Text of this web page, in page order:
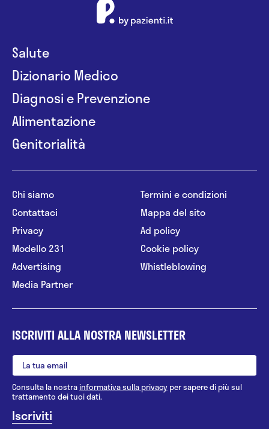
Salute
Dizionario Medico
Diagnosi e Prevenzione
Alimentazione
Genitorialità
Chi siamo
Contattaci
Privacy
Modello 231
Advertising
Media Partner
Termini e condizioni
Mappa del sito
Ad policy
Cookie policy
Whistleblowing
ISCRIVITI ALLA NOSTRA NEWSLETTER
Consulta la nostrainformativa sulla privacy per sapere di più sul
trattamento dei tuoi dati.